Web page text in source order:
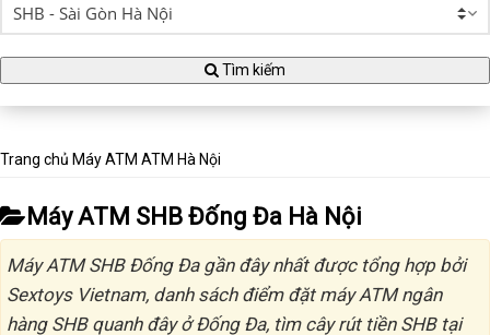
Tìm kiếm
Trang chủ Máy ATM ATM Hà Nội
Máy ATM SHB Đống Đa Hà Nội
Máy ATM SHB Đống Đa gần đây nhất được tổng hợp bởi
Sextoys Vietnam, danh sách điểm đặt máy ATM ngân
hàng SHB quanh đây ở Đống Đa, tìm cây rút tiền SHB tại